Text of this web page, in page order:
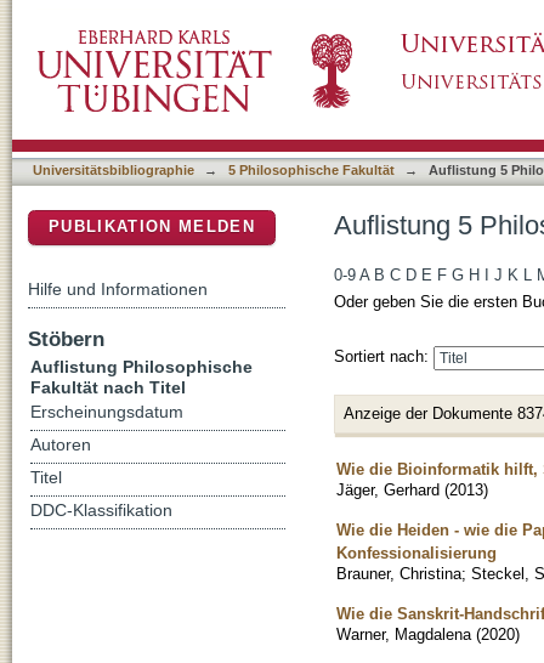
Universitätsbibliographie → 5 Philosophische Fakultät → Auflistung 5
Auflistung 5
0-9 A B C D E F G H J K L
Oder geben Sie die ersten
Sortiert nach:
Anzeige der Dokumente
Wie die Bioinformatik hilft,
Jäger, Gerhard (2013)
Wie die Heiden - wie die
Konfessionalisierung
Brauner, Christina; Steckel,
Wie die Sanskrit-
Warner, Magdalena (2020)
PUBLIKATION MELDEN
Hilfe und Informationen
Stöbern
Auflistung Philosophische
Fakultät nach Titel
Erscheinungsdatum
Autoren
Titel
DDC-Klassifikation